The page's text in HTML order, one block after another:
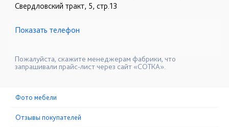
Свердловский тракт, 5, стр.13
☎+7 (351) 218-92-86
Показать телефон
Пожалуйста, скажите менеджерам фабрики, что
запрашивали прайс-лист через сайт «СОТКА».
Фото мебели
Отзывы покупателей